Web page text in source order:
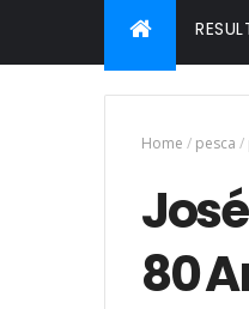
Home / pesca /
80